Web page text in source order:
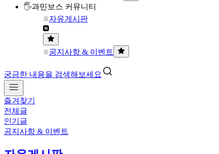
🖐과민보스 커뮤니티
자유게시판
공지사항 & 이벤트
궁금한 내용을 검색해보세요
즐겨찾기
전체글
인기글
공지사항 & 이벤트